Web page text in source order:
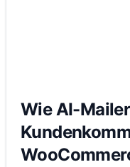
Wie AI-